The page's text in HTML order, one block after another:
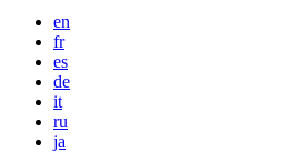
en
fr
es
de
it
ru
ja